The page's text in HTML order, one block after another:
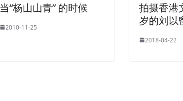
当“杨山山青” 的时候
2010-11-25
拍摄香港
岁的刘以
2018-04-22